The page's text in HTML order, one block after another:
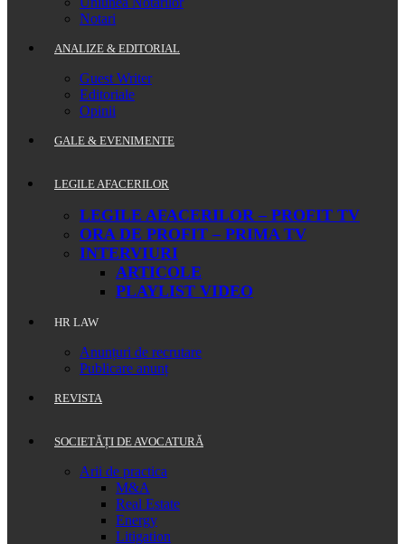
Notari
ANALIZE & EDITORIAL
Guest Writer
Editoriale
Opinii
GALE & EVENIMENTE
LEGILE AFACERILOR
LEGILE AFACERILOR – PROFIT TV
ORA DE PROFIT – PRIMA TV
INTERVIURI
ARTICOLE
PLAYLIST VIDEO
HR LAW
Anunțuri de recrutare
Publicare anunț
REVISTA
SOCIETĂȚI DE AVOCATURĂ
Arii de practica
M&A
Real Estate
Energy
Litigation